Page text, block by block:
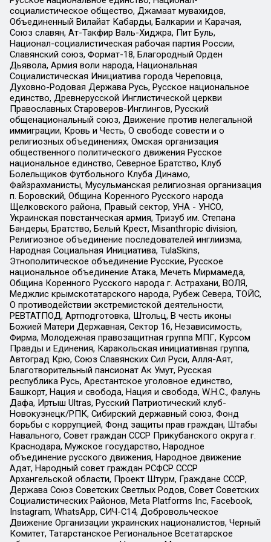
социалистическое общество, Джамаат мувахидов,
Объединенный Вилайат Кабарды, Балкарии и Карачая,
Союз славян, Ат-Такфир Валь-Хиджра, Пит Буль,
Национал-социалистическая рабочая партия России,
Славянский союз, Формат-18, Благородный Орден
Дьявола, Армия воли народа, Национальная
Социалистическая Инициатива города Череповца,
Духовно-Родовая Держава Русь, Русское национальное
единство, Древнерусской Инглистической церкви
Православных Староверов-Инглингов, Русский
общенациональный союз, Движение против нелегальной
иммиграции, Кровь и Честь, О свободе совести и о
религиозных объединениях, Омская организация
общественного политического движения Русское
национальное единство, Северное Братство, Клуб
Болельщиков Футбольного Клуба Динамо,
Файзрахманисты, Мусульманская религиозная организация
п. Боровский, Община Коренного Русского народа
Щелковского района, Правый сектор, УНА - УНСО,
Украинская повстанческая армия, Тризуб им. Степана
Бандеры, Братство, Белый Крест, Misanthropic division,
Религиозное объединение последователей инглиизма,
Народная Социальная Инициатива, TulaSkins,
Этнополитическое объединение Русские, Русское
национальное объединение Атака, Мечеть Мирмамеда,
Община Коренного Русского народа г. Астрахани, ВОЛЯ,
Меджлис крымскотатарского народа, Рубеж Севера, ТОЙС,
О противодействии экстремистской деятельности,
РЕВТАТПОД, Артподготовка, Штольц, В честь иконы
Божией Матери Державная, Сектор 16, Независимость,
Фирма, Молодежная правозащитная группа МПГ, Курсом
Правды и Единения, Каракольская инициативная группа,
Автоград Крю, Союз Славянских Сил Руси, Алля-Аят,
Благотворительный пансионат Ак Умут, Русская
республика Русь, Арестантское уголовное единство,
Башкорт, Нация и свобода, Нация и свобода, W.H.С., Фалунь
Дафа, Иртыш Ultras, Русский Патриотический клуб-
Новокузнецк/РПК, Сибирский державный союз, Фонд
борьбы с коррупцией, Фонд защиты прав граждан, Штабы
Навального, Совет граждан СССР Прикубанского округа г.
Краснодара, Мужское государство, Народное
объединение русского движения, Народное движение
Адат, Народный совет граждан РСФСР СССР
Архангельской области, Проект Штурм, Граждане СССР,
Держава Союз Советских Светлых Родов, Совет Советских
Социалистических Районов, Meta Platforms Inc, Facebook,
Instagram, WhatsApp, СИЧ-С14, Добровольческое
Движение Организации украинских националистов, Черный
Комитет, Татарстанское Региональное Всетатарское